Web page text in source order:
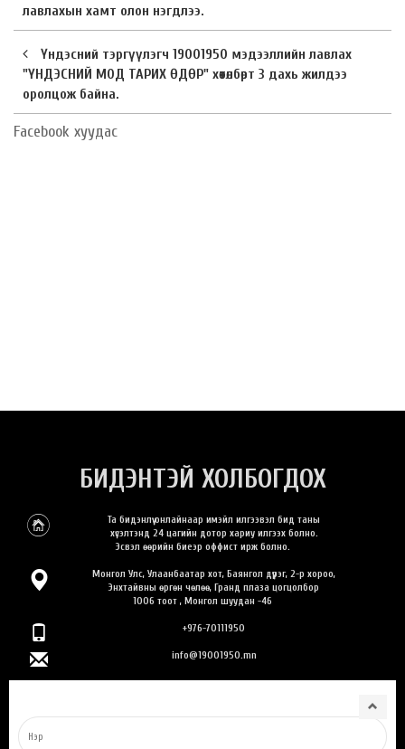
лавлахын хамт олон нэгдлээ.
Үндэсний тэргүүлэгч 19001950 мэдээллийн лавлах
"ҮНДЭСНИЙ МОД ТАРИХ ӨДӨР" хөтөлбөрт 3 дахь жилдээ
оролцож байна.
Facebook хуудас
БИДЭНТЭЙ ХОЛБОГДОХ
Та бидэнлүү онлайнаар имэйл илгээвэл бид таны
хүсэлтэнд 24 цагийн дотор хариу илгээх болно.
Эсвэл өөрийн биеэр оффист ирж болно.
Монгол Улс, Улаанбаатар хот, Баянгол дүүрэг, 2-р хороо,
Энхтайвны өргөн чөлөө, Гранд плаза цогцолбор
1006 тоот , Монгол шуудан -46
+976-70111950
info@19001950.mn